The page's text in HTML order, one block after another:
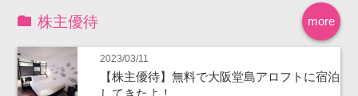
more
株主優待
2023/03/11
【株主優待】無料で大阪堂島アロフトに宿泊